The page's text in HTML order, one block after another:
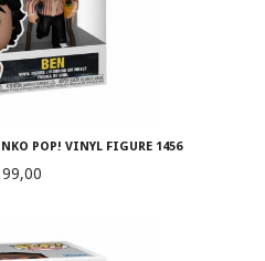
POP! VINYL FIGURE 1456